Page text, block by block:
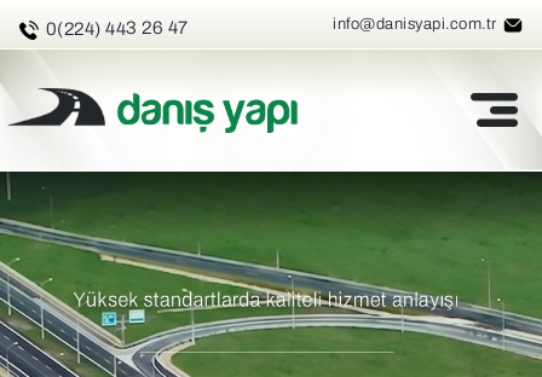
0(224) 443 26 47
DANIS
info@danisyapi.com.tr